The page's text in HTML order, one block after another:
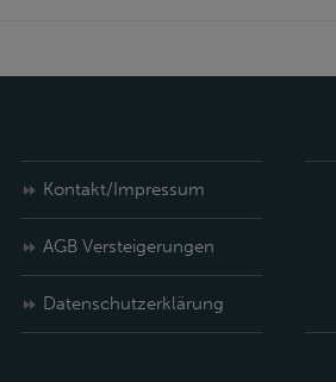
Kontakt/Impressum
AGB Versteigerungen
Datenschutzerklärung